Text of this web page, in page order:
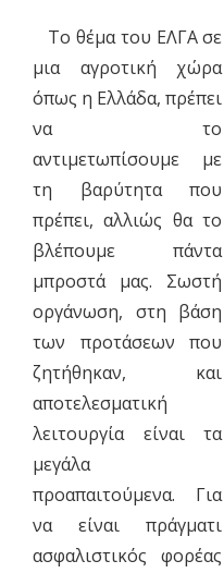
Το θέμα του ΕΛΓΑ σε
μια αγροτική χώρα
όπως η Ελλάδα, πρέπει
να το
αντιμετωπίσουμε με
τη βαρύτητα που
πρέπει, αλλιώς θα το
βλέπουμε πάντα
μπροστά μας. Σωστή
οργάνωση, στη βάση
των προτάσεων που
ζητήθηκαν, και
αποτελεσματική
λειτουργία είναι τα
μεγάλα
προαπαιτούμενα. Για
να είναι πράγματι
ασφαλιστικός φορέας